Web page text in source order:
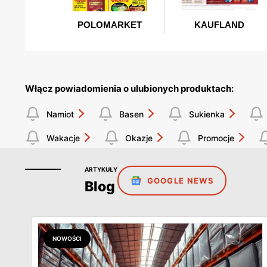
Włącz powiadomienia o ulubionych produktach:
Namiot Basen Sukienka
Wakacje Okazje Promocje
ARTYKUŁY
Blog GOOGLE NEWS
NOWOŚCI